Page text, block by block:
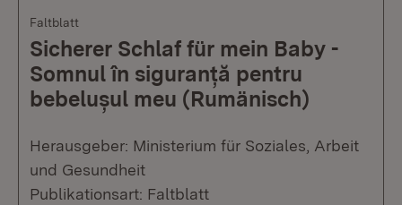
Faltblatt
Sicherer Schlaf für mein Baby -
Somnul în siguranță pentru
bebelușul meu (Rumänisch)
Herausgeber: Ministerium für Soziales, Arbeit
und Gesundheit
Publikationsart: Faltblatt